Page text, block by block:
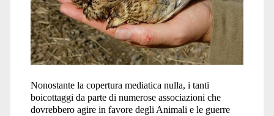
Nonostante la copertura mediatica nulla, i tanti
boicottaggi da parte di numerose associazioni che
dovrebbero agire in favore degli Animali e le guerre